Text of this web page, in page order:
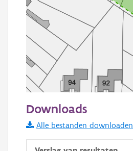
Informatie Vlaanderen
i
Downloads
Alle bestanden downloaden